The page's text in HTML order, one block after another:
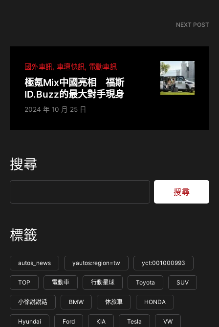
NEXT POST
國外車訊 車壇快訊 電動車訊
極氪Mix中國亮相 福斯
ID.Buzz的最大對手現身
2024 年 10 月 25 日
搜尋
搜尋
標籤
autos_news yautos:region=tw yct:001000993
TOP 電動車 行動星球 Toyota SUV
小徐說說話 BMW 休旅車 HONDA
Hyundai Ford KIA Tesla VW